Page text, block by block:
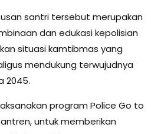
santri tersebut merupakan
dan edukasi kepolisian
situasi kamtibmas yang
mendukung terwujudnya
2045.
program Police Go to
untuk memberikan